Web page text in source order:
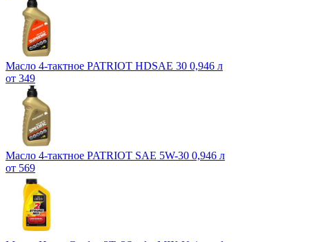
Масло 4-тактное PATRIOT HDSAE 30 0,946 л
от 349
Масло 4-тактное PATRIOT SAE 5W-30 0,946 л
от 569